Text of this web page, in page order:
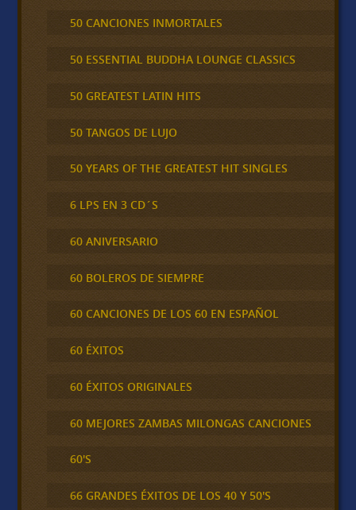
50 CANCIONES INMORTALES
50 ESSENTIAL BUDDHA LOUNGE CLASSICS
50 GREATEST LATIN HITS
50 TANGOS DE LUJO
50 YEARS OF THE GREATEST HIT SINGLES
6 LPS EN 3 CD´S
60 ANIVERSARIO
60 BOLEROS DE SIEMPRE
60 CANCIONES DE LOS 60 EN ESPAÑOL
60 ÉXITOS
60 ÉXITOS ORIGINALES
60 MEJORES ZAMBAS MILONGAS CANCIONES
60'S
66 GRANDES ÉXITOS DE LOS 40 Y 50'S